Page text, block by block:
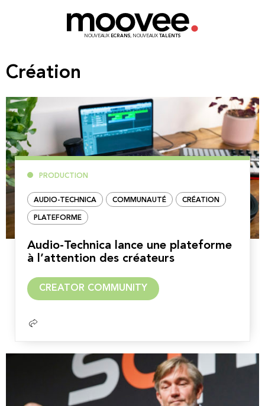
NOUVEAUX ECRANS, NOUVEAUX TALENTS
Création
PRODUCTION
AUDIO-TECHNICA COMMUNAUTÉ CRÉATION
PLATEFORME
Audio-Technica lance une plateforme
à l’attention des créateurs
CREATOR COMMUNITY